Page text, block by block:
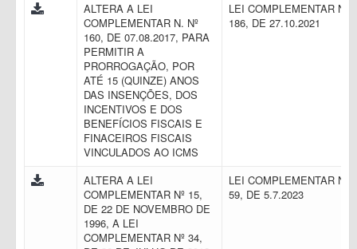
ALTERA A LEI
COMPLEMENTAR N. Nº
160, DE 07.08.2017, PARA
PERMITIR A
PRORROGAÇÃO, POR
ATÉ 15 (QUINZE) ANOS
DAS INSENÇÕES, DOS
INCENTIVOS E DOS
BENEFÍCIOS FISCAIS E
FINACEIROS FISCAIS
VINCULADOS AO ICMS
LEI COMPLEMENTAR N.
186, DE 27.10.2021
ALTERA A LEI
COMPLEMENTAR Nº 15,
DE 22 DE NOVEMBRO DE
1996, A LEI
COMPLEMENTAR Nº 34,
LEI COMPLEMENTAR N.
59, DE 5.7.2023